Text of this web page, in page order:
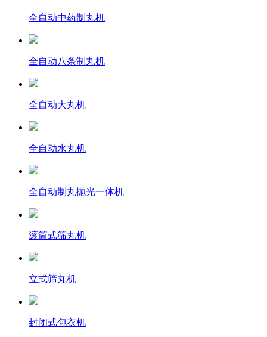
全自动中药制丸机
全自动八条制丸机
全自动大丸机
全自动水丸机
全自动制丸抛光一体机
滚筒式筛丸机
立式筛丸机
封闭式包衣机